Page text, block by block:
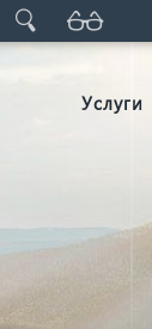
Услуги